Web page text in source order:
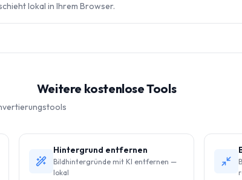
lokal in Ihrem Browser.
Weitere kostenlose Tools
Hintergrund entfernen
Bildhintergründe mit KI entfernen —
lokal